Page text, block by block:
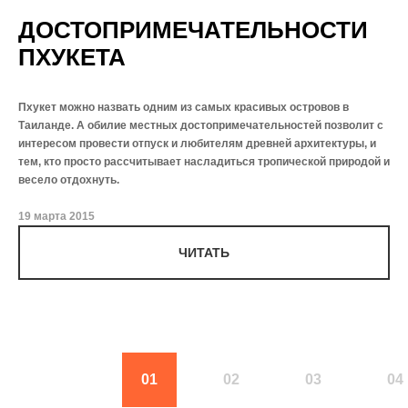
ДОСТОПРИМЕЧАТЕЛЬНОСТИ
ПХУКЕТА
Пхукет можно назвать одним из самых красивых островов в
Таиланде. А обилие местных достопримечательностей позволит с
интересом провести отпуск и любителям древней архитектуры, и
тем, кто просто рассчитывает насладиться тропической природой и
весело отдохнуть.
19 марта 2015
ЧИТАТЬ
01 02 03 04